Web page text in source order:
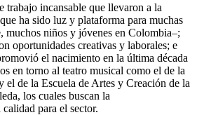
trabajo incansable que llevaron a la
ha sido luz y plataforma para muchas
muchos niños y jóvenes en Colombia–;
oportunidades creativas y laborales; e
el nacimiento en la última década
en torno al teatro musical como el de la
el de la Escuela de Artes y Creación de la
los cuales buscan la
para el sector.